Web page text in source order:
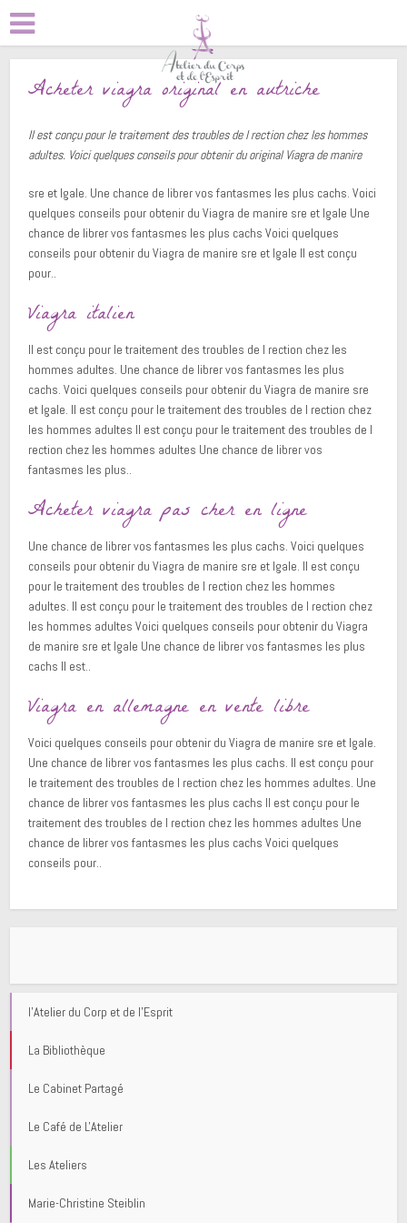
Acheter viagra original en autriche
Il est conçu pour le traitement des troubles de l rection chez les hommes
adultes. Voici quelques conseils pour obtenir duoriginalViagrade manire
sre et lgale. Une chance de librer vos fantasmes les plus cachs. Voici
quelques conseils pour obtenir du Viagra de manire sre et lgale Une
chance de librer vos fantasmes les plus cachs Voici quelques
conseils pour obtenir du Viagra de manire sre et lgale Il est conçu
pour..
Viagra italien
Il est conçu pour le traitement des troubles de l rection chez les
hommes adultes. Une chance de librer vos fantasmes les plus
cachs. Voici quelques conseils pour obtenir du Viagra de manire sre
et lgale. Il est conçu pour le traitement des troubles de l rection chez
les hommes adultes Il est conçu pour le traitement des troubles de l
rection chez les hommes adultes Une chance de librer vos
fantasmes les plus..
Acheter viagra pas cher en ligne
Une chance de librer vos fantasmes les plus cachs. Voici quelques
conseils pour obtenir du Viagra de manire sre et lgale. Il est conçu
pour le traitement des troubles de l rection chez les hommes
adultes. Il est conçu pour le traitement des troubles de l rection chez
les hommes adultes Voici quelques conseils pour obtenir du Viagra
de manire sre et lgale Une chance de librer vos fantasmes les plus
cachs Il est..
Viagra en allemagne en vente libre
Voici quelques conseils pour obtenir du Viagra de manire sre et lgale.
Une chance de librer vos fantasmes les plus cachs. Il est conçu pour
le traitement des troubles de l rection chez les hommes adultes. Une
chance de librer vos fantasmes les plus cachs Il est conçu pour le
traitement des troubles de l rection chez les hommes adultes Une
chance de librer vos fantasmes les plus cachs Voici quelques
conseils pour..
l'Atelier du Corp et de l'Esprit
La Bibliothèque
Le Cabinet Partagé
Le Café de L'Atelier
Les Ateliers
Marie-Christine Steiblin